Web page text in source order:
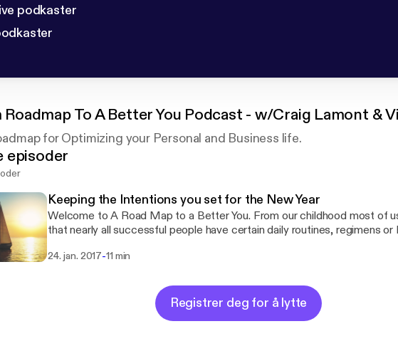
podkaster
Roadmap To A Better You Podcast - w/Craig Lamont &
for Optimizing your Personal and Business life.
episoder
Keeping the Intentions you set for the New Year
Welcome to A Road Map to a Better You. From our childhood most of
that nearly all successful people have certain daily routines, regimens
these guidelines as well as the mindset most of these prolific people
24. jan. 2017-11 min
Registrer deg for å lytte